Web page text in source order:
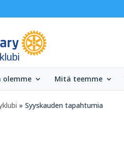
olemme Mitä teemme
» Syyskauden tapahtumia